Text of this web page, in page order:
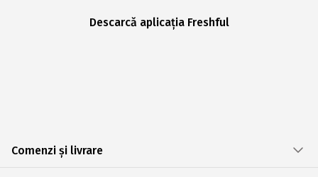
Descarcă aplicația Freshful
Comenzi și livrare